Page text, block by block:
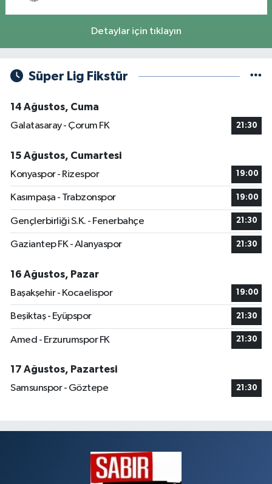
Detaylar için tıklayın
Süper Lig Fikstür
14 Ağustos, Cuma
Galatasaray - Çorum FK
21:30
15 Ağustos, Cumartesi
Konyaspor - Rizespor
19:00
Kasımpaşa - Trabzonspor 19:00
Gençlerbirliği S.K. - Fenerbahçe 21:30
Gaziantep FK - Alanyaspor 21:30
16 Ağustos, Pazar
Başakşehir - Kocaelispor
19:00
Beşiktaş - Eyüpspor 21:30
Amed - Erzurumspor FK 21:30
17 Ağustos, Pazartesi
Samsunspor - Göztepe
21:30